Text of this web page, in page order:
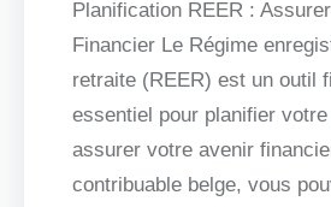
Planification REER :
Financier Le Régime
retraite (REER) est un outil
essentiel pour planifier
assurer votre avenir
contribuable belge, vous